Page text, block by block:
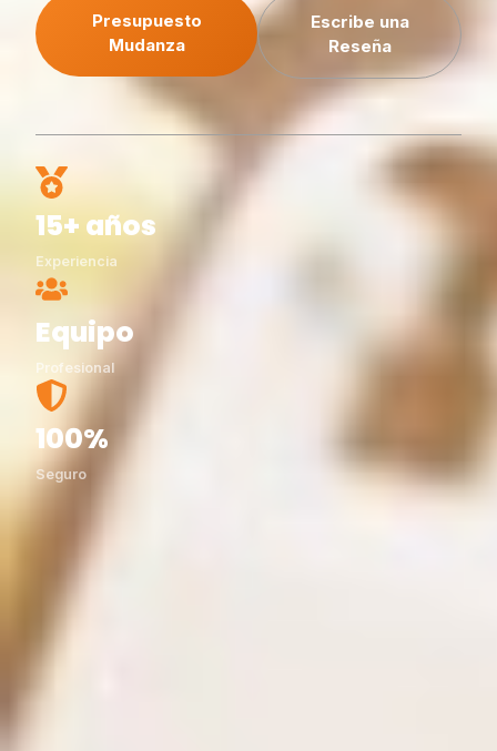
Presupuesto
Mudanza
Escribe una
Reseña
15+ años
Experiencia
Equipo
Profesional
100%
Seguro